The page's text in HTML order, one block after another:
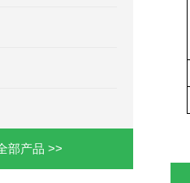
部产品 >>